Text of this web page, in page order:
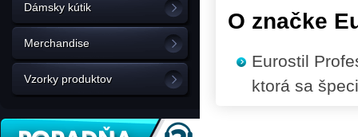
Dámsky kútik
Merchandise
Vzorky produktov
O značke
Eurostil
ktorá sa